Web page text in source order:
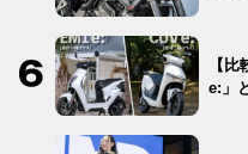
【
e:」